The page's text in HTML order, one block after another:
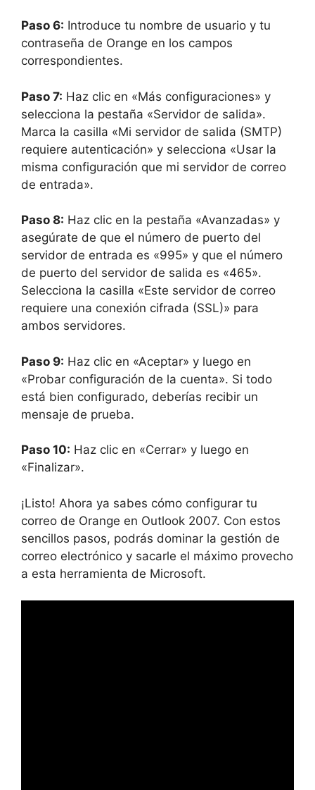
Paso 6: Introduce tu nombre de usuario y tu
contraseña de Orange en los campos
correspondientes.
Paso 7: Haz clic en «Más configuraciones» y
selecciona la pestaña «Servidor de salida».
Marca la casilla «Mi servidor de salida (SMTP)
requiere autenticación» y selecciona «Usar la
misma configuración que mi servidor de correo
de entrada».
Paso 8: Haz clic en la pestaña «Avanzadas» y
asegúrate de que el número de puerto del
servidor de entrada es «995» y que el número
de puerto del servidor de salida es «465».
Selecciona la casilla «Este servidor de correo
requiere una conexión cifrada (SSL)» para
ambos servidores.
Paso 9: Haz clic en «Aceptar» y luego en
«Probar configuración de la cuenta». Si todo
está bien configurado, deberías recibir un
mensaje de prueba.
Paso 10: Haz clic en «Cerrar» y luego en
«Finalizar».
¡Listo! Ahora ya sabes cómo configurar tu
correo de Orange en Outlook 2007. Con estos
sencillos pasos, podrás dominar la gestión de
correo electrónico y sacarle el máximo provecho
a esta herramienta de Microsoft.